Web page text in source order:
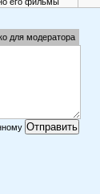
России в силу
для модератора